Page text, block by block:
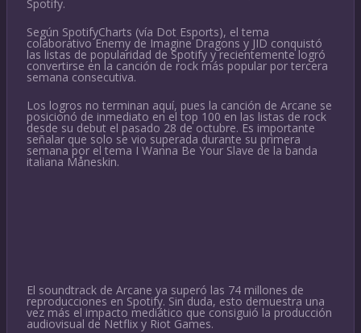
Spotify.
Según SpotifyCharts (vía Dot Esports), el tema
colaborativo Enemy de Imagine Dragons y JID conquistó
las listas de popularidad de Spotify y recientemente logró
convertirse en la canción de rock más popular por tercera
semana consecutiva.
Los logros no terminan aquí, pues la canción de Arcane se
posicionó de inmediato en el top 100 en las listas de rock
desde su debut el pasado 28 de octubre. Es importante
señalar que solo se vio superada durante su primera
semana por el tema I Wanna Be Your Slave de la banda
italiana Måneskin.
El soundtrack de Arcane ya superó las 74 millones de
reproducciones en Spotify. Sin duda, esto demuestra una
vez más el impacto mediático que consiguió la producción
audiovisual de Netflix y Riot Games.